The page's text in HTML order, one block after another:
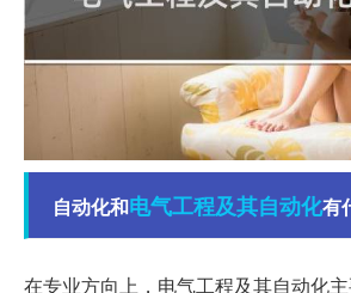
自动化和电气工程及其自动化有
在专业方向上，电气工程及其自动化